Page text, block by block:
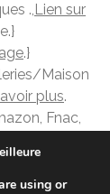
., Lien sur
.}
Maison
plus.
Fnac,
Description
using or